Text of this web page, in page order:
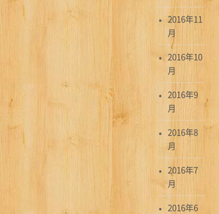
2016年11
月
2016年10
月
2016年9
月
2016年8
月
2016年7
月
2016年6